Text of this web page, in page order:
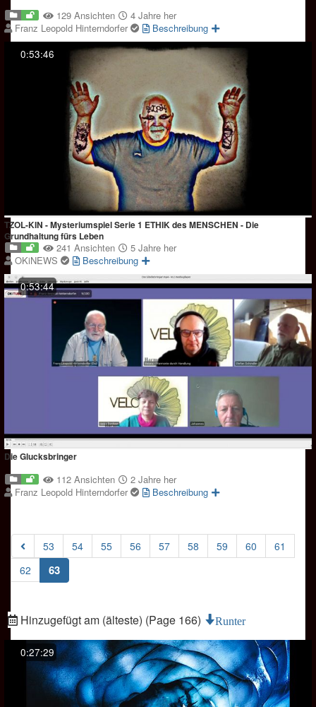
129 Ansichten
4 Jahre her
Franz Leopold Hinterndorfer
Beschreibung
0:53:46
TZOL-KIN - Mysteriumspiel Serie 1 ETHIK des MENSCHEN - Die
Grundhaltung fürs Leben
241 Ansichten
5 Jahre her
OKiNEWS
Beschreibung
0:53:44
Die Glucksbringer
112 Ansichten
2 Jahre her
Franz Leopold Hinterndorfer
Beschreibung
53 54 55 56 57 58 59 60
61
62
63(current)
Hinzugefügt am (älteste) (Page 166) Runter
0:27:29